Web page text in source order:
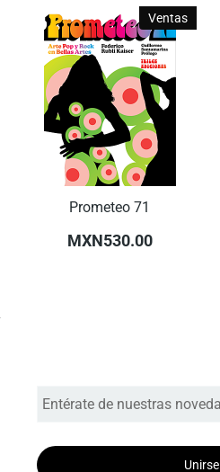
Ventas
Prometeo 71
MXN530.00
Unirse